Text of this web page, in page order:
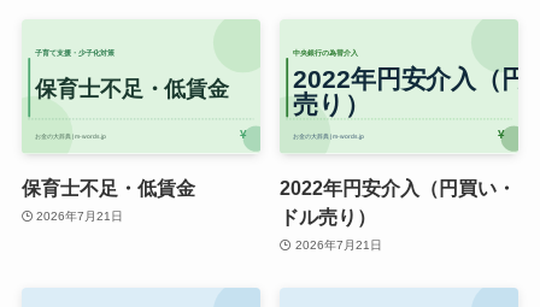
保育士不足・低賃金
2026年7月21日
2022年円安介入（円買い・
ドル売り）
2026年7月21日